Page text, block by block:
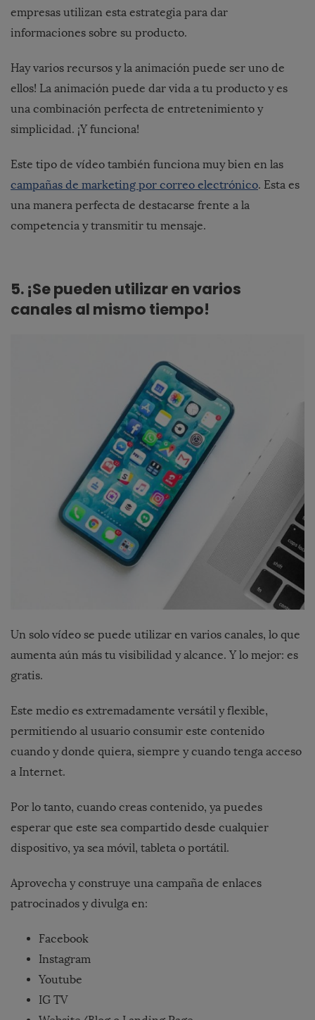
empresas utilizan esta estrategia para dar
informaciones sobre su producto.
Hay varios recursos y la animación puede ser uno de
ellos! La animación puede dar vida a tu producto y es
una combinación perfecta de entretenimiento y
simplicidad. ¡Y funciona!
Este tipo de vídeo también funciona muy bien en las
campañas de marketing por correo electrónico. Esta es
una manera perfecta de destacarse frente a la
competencia y transmitir tu mensaje.
5. ¡Se pueden utilizar en varios
canales al mismo tiempo!
Un solo vídeo se puede utilizar en varios canales, lo que
aumenta aún más tu visibilidad y alcance. Y lo mejor: es
gratis.
Este medio es extremadamente versátil y flexible,
permitiendo al usuario consumir este contenido
cuando y donde quiera, siempre y cuando tenga acceso
a Internet.
Por lo tanto, cuando creas contenido, ya puedes
esperar que este sea compartido desde cualquier
dispositivo, ya sea móvil, tableta o portátil.
Aprovecha y construye una campaña de enlaces
patrocinados y divulga en:
Facebook
Instagram
Youtube
IG TV